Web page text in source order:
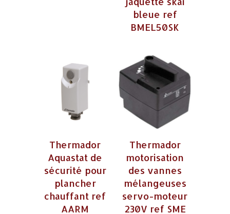
bleue ref
BMEL50SK
Thermador
Aquastat de
sécurité pour
plancher
chauffant ref
AARM
Thermador
motorisation
des vannes
mélangeuses
servo-moteur
230V ref SME